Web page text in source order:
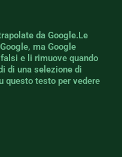
da Google.Le
ma Google
e li rimuove quando
di una selezione di
questo testo per vedere